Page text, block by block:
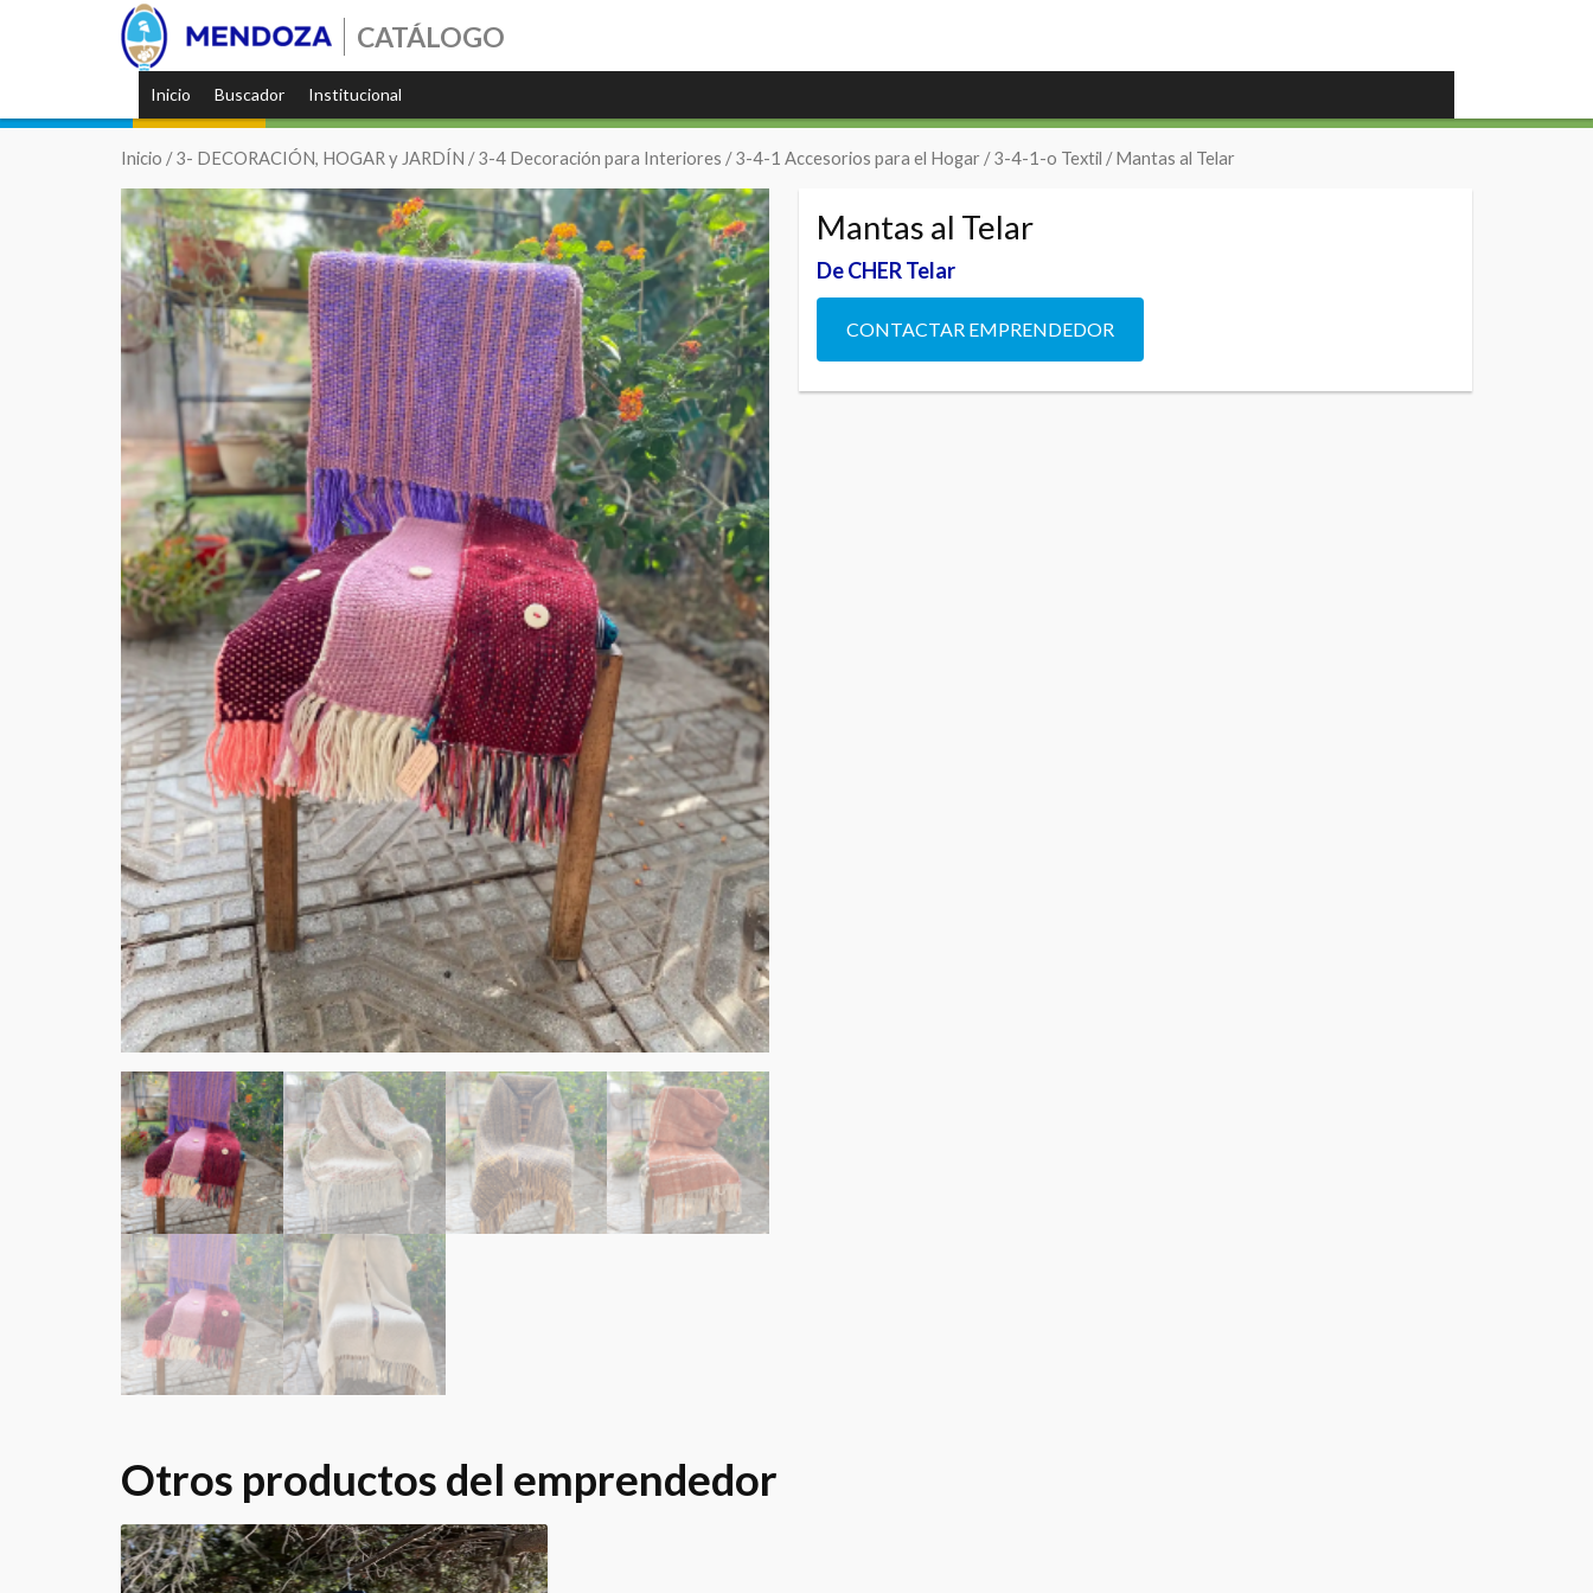
CATÁLOGO
Inicio Buscador Institucional
Inicio /3- DECORACIÓN, HOGAR y JARDÍN /3-4 Decoración para Interiores /3-4-1 Accesorios para el Hogar /3-4-1-o Textil / Mantas al Telar
Mantas al Telar
De CHER Telar
CONTACTAR EMPRENDEDOR
Otros productos del emprendedor